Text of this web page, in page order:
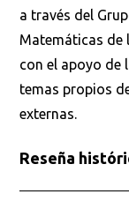
a través del
Matemáticas de
con el apoyo de
temas propios
externas.
Reseña